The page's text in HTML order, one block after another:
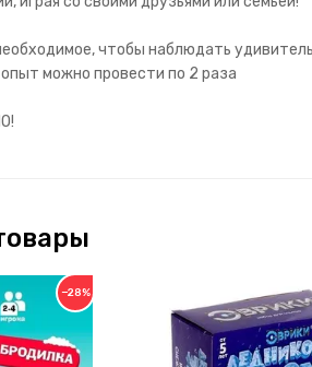
чтобы наблюдать
можно провести по 2 раза
−28%